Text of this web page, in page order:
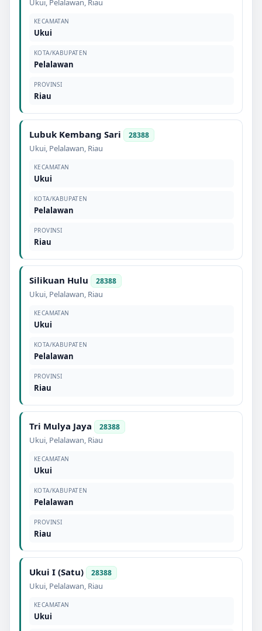
Ukui, Pelalawan, Riau
KECAMATAN
Ukui
KOTA/KABUPATEN
Pelalawan
PROVINSI
Riau
Lubuk Kembang Sari 28388
Ukui, Pelalawan, Riau
KECAMATAN
Ukui
KOTA/KABUPATEN
Pelalawan
PROVINSI
Riau
Silikuan Hulu 28388
Ukui, Pelalawan, Riau
KECAMATAN
Ukui
KOTA/KABUPATEN
Pelalawan
PROVINSI
Riau
Tri Mulya Jaya 28388
Ukui, Pelalawan, Riau
KECAMATAN
Ukui
KOTA/KABUPATEN
Pelalawan
PROVINSI
Riau
Ukui I (Satu) 28388
Ukui, Pelalawan, Riau
KECAMATAN
Ukui